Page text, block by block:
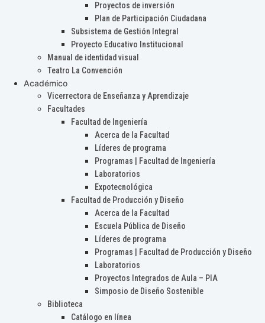
Proyectos de inversión
Plan de Participación Ciudadana
Subsistema de Gestión Integral
Proyecto Educativo Institucional
Manual de identidad visual
Teatro La Convención
Académico
Vicerrectora de Enseñanza y Aprendizaje
Facultades
Facultad de Ingeniería
Acerca de la Facultad
Líderes de programa
Programas | Facultad de Ingeniería
Laboratorios
Expotecnológica
Facultad de Producción y Diseño
Acerca de la Facultad
Escuela Pública de Diseño
Líderes de programa
Programas | Facultad de Producción y Diseño
Laboratorios
Proyectos Integrados de Aula – PIA
Simposio de Diseño Sostenible
Biblioteca
Catálogo en línea